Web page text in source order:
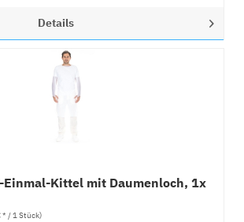
Details
Einmal-Kittel mit Daumenloch, 1x
* / 1 Stück)